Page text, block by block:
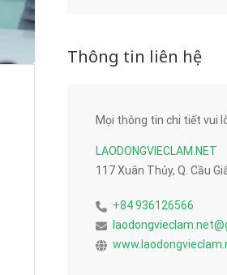
Thông tin liên hệ
Mọi thông tin chi tiết vui
LAODONGVIECLAM.NET
117 Xuân Thủy, Q. Cầu
+84 936126566